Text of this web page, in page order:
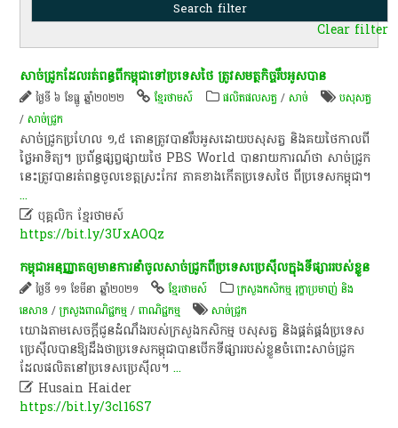
Clear filter
សាច់​ជ្រូក​ដែល​រត់ពន្ធ​ពី​កម្ពុជា​ទៅ​ប្រទេស​ថៃ​ ត្រូវ​សមត្ថកិច្ច​រឹបអូស​បាន​
ថ្ងៃទី ៦ ខែធ្នូ ឆ្នាំ២០២២ ខ្មែរថាមស៍ ផលិតផលសត្វ /សាច់
បសុសត្វ
/សាច់​ជ្រូក
​សាច់​ជ្រូក​ប្រហែល​ ១,៥​ តោន​ត្រូវ​បាន​រឹបអូស​ដោយ​បសុសត្វ​ និង​គយ​ថៃ​កាលពី​
ថ្ងៃអាទិត្យ​។​ ប្រព័ន្ធ​ផ្សព្វផ្សាយ​ថៃ​ PBS​ World​ បាន​រាយការណ៍​ថា​ សាច់​ជ្រូក​
នេះ​ត្រូវ​បាន​រត់ពន្ធ​ចូល​ខេត្ត​ស្រះ​កែវ​ ភាគ​ខាងកើត​ប្រទេស​ថៃ​ ពី​ប្រទេស​កម្ពុជា​។​
...
 បុគ្គលិក​ ខ្មែរ​ថា​ម​ស៍​
https://bit.ly/3UxAOQz
កម្ពុជា​អនុញ្ញាត​ឲ្យ​មានការ​នាំ​ចូល​សាច់​ជ្រូក​ពី​ប្រទេស​ប្រេ​ស៊ី​ល​ក្នុង​ទីផ្សារ​របស់​ខ្លួន​
ថ្ងៃទី ១១ ខែមីនា ឆ្នាំ២០២១ ខ្មែរថាមស៍
ក្រសួងកសិកម្ម រុក្ខាប្រមាញ់ និង
នេសាទ /ក្រសួងពាណិជ្ជកម្ម /ពាណិជ្ជកម្ម សាច់​ជ្រូក
​យោង​តាម​សេចក្តីជូនដំណឹង​របស់​ក្រសួងកសិកម្ម​ បសុសត្វ​ និង​ផ្គត់ផ្គង់​ប្រទេស​
ប្រេ​ស៊ី​ល​បានឱ្យ​ដឹង​ថា​ប្រទេស​កម្ពុជា​បាន​បើក​ទីផ្សារ​របស់​ខ្លួន​ចំពោះ​សាច់​ជ្រូក​
ដែល​ផលិត​នៅ​ប្រទេស​ប្រេ​ស៊ី​ល​។​...
 Husain Haider
https://bit.ly/3cl16S7